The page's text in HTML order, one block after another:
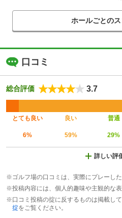
ホールごとの
口コミ
総合評価 3.7
とても良い 良い 普通
6% 59% 29%
詳しい評
※ゴルフ場の口コミは、実際にプレーした
※投稿内容には、個人的趣味や主観的な表
※口コミ投稿の掟に反するものは掲載して
掟をご覧ください。